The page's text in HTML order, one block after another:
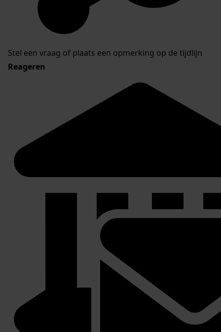
Stel een vraag of plaats een opmerking op de tijdlijn
Reageren